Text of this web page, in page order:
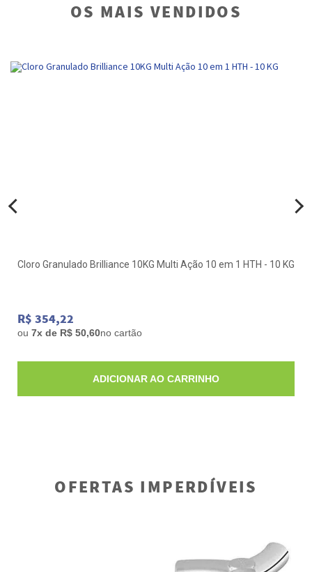
OS MAIS VENDIDOS
Cloro Granulado Brilliance 10KG Multi Ação 10 em 1 HTH - 10 KG
R$ 354,22
ou 7x de R$ 50,60no cartão
ADICIONAR AO CARRINHO
OFERTAS IMPERDÍVEIS